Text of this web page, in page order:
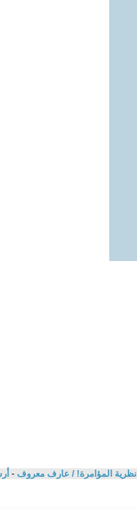
نظرية المؤامرة! / عارف معروف -